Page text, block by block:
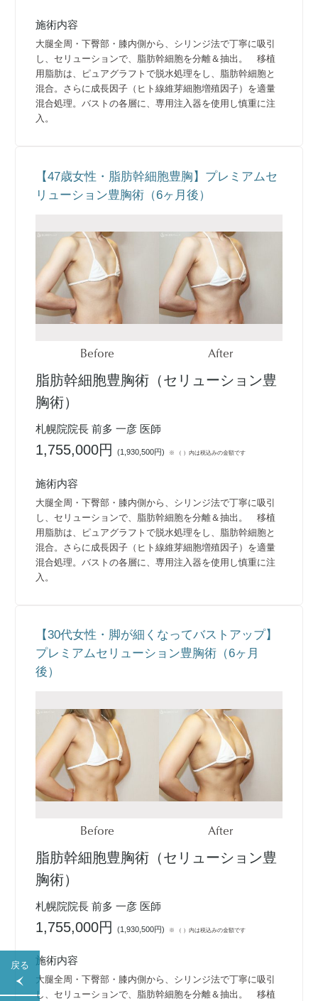
戻る
施術内容
大腿全周・下臀部・膝内側から、シリンジ法で丁寧に吸引
し、セリューションで、脂肪幹細胞を分離＆抽出。 移植
用脂肪は、ピュアグラフトで脱水処理をし、脂肪幹細胞と
混合。さらに成長因子（ヒト線維芽細胞増殖因子）を適量
混合処理。バストの各層に、専用注入器を使用し慎重に注
入。
【47歳女性・脂肪幹細胞豊胸】プレミアムセ
リューション豊胸術（6ヶ月後）
Before After
脂肪幹細胞豊胸術（セリューション豊
胸術）
札幌院院長 前多 一彦 医師
1,755,000円(1,930,500円) ※ （ ）内は税込みの金額です
施術内容
大腿全周・下臀部・膝内側から、シリンジ法で丁寧に吸引
し、セリューションで、脂肪幹細胞を分離＆抽出。 移植
用脂肪は、ピュアグラフトで脱水処理をし、脂肪幹細胞と
混合。さらに成長因子（ヒト線維芽細胞増殖因子）を適量
混合処理。バストの各層に、専用注入器を使用し慎重に注
入。
【30代女性・脚が細くなってバストアップ】
プレミアムセリューション豊胸術（6ヶ月
後）
Before After
脂肪幹細胞豊胸術（セリューション豊
胸術）
札幌院院長 前多 一彦 医師
1,755,000円(1,930,500円) ※ （ ）内は税込みの金額です
施術内容
大腿全周・下臀部・膝内側から、シリンジ法で丁寧に吸引
し、セリューションで、脂肪幹細胞を分離＆抽出。 移植